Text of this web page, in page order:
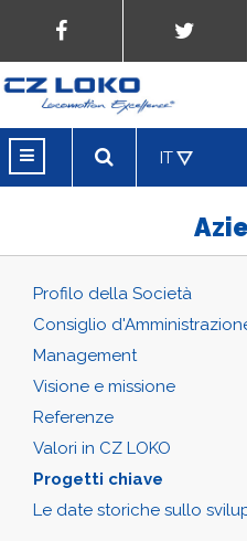
IT
Profilo della Società
Consiglio
Management
Visione e missione
Referenze
Valori in CZ LOKO
Progetti chiave
Le date storiche sullo